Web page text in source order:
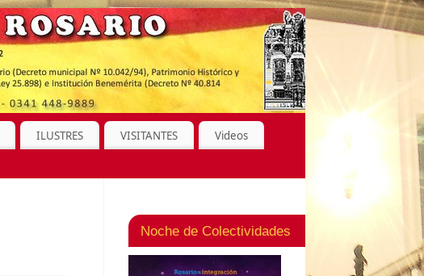
ILUSTRES VISITANTES
Videos
Noche de Colectividades